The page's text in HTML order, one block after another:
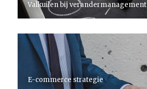
Valkuilen bij verandermanagement
E-commerce strategie